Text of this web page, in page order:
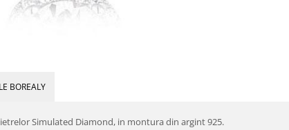
BOREALY
Simulated Diamond, in montura din argint 925.